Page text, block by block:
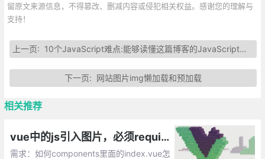
留原文来源信息，不得篡改、删减内容或侵犯相关权益。感谢您的理解与
支持！
上一页: 10个JavaScript难点:能够读懂这篇博客的JavaScript开发者，运气不会太差…
下一页: 网站图片img懒加载和预加载
相关推荐
vue中的js引入图片，必须require进来
需求：如何components里面的index.vue怎